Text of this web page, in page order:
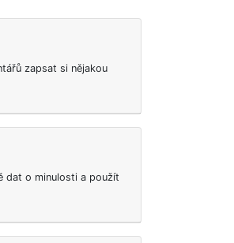
zapsat si nějakou
dat o minulosti a použít